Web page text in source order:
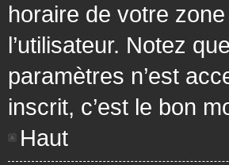
horaire de votre
l’utilisateur. Notez
paramètres n’est
inscrit, c’est le bon
Haut